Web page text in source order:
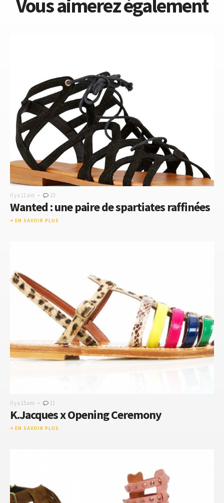
Vous aimerez également
Il y a 11 ans - 23
Wanted : une paire de spartiates raffinées
EN SAVOIR PLUS
Il y a 15 ans - 11
K.Jacques x Opening Ceremony
EN SAVOIR PLUS